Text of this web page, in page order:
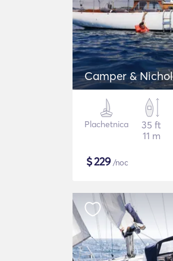
Camper &
Plachetnica
35 ft
11 m
$229/noc